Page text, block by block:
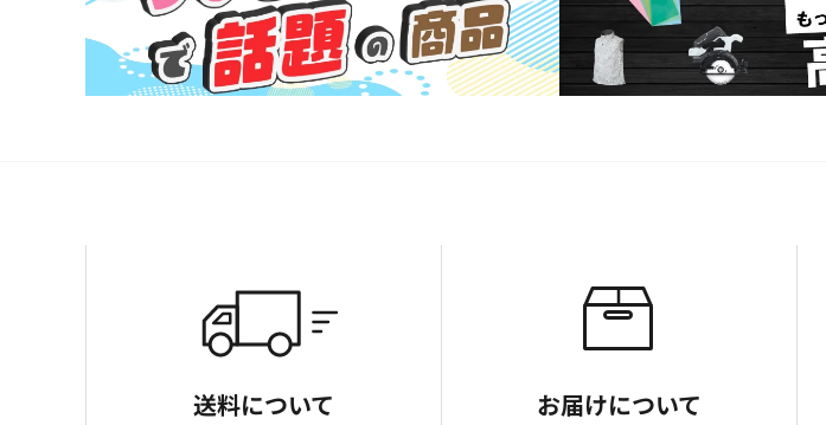
送料について お届けについて